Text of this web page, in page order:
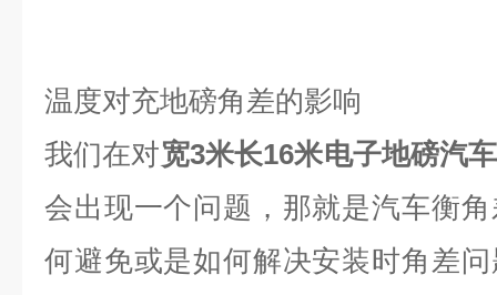
温度对充地磅角差的影响
我们在对宽3米长16米电子地磅汽
会出现一个问题，那就是汽车衡
何避免或是如何解决安装时角差